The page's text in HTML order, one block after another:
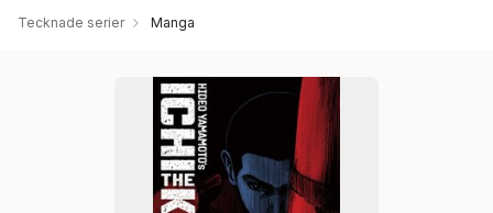
Tecknade serier Manga